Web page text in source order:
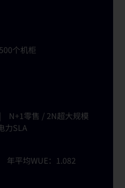
个机柜
| N+1零售 / 2N超大规模
力SLA
年平均WUE：1.082